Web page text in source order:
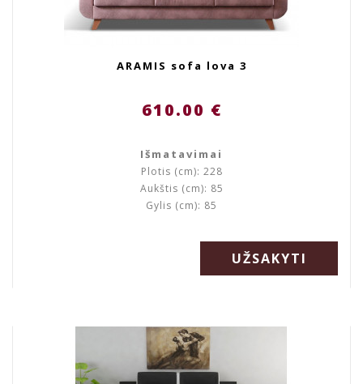
ARAMIS sofa lova 3
610.00 €
Išmatavimai
Plotis (cm): 228
Aukštis (cm): 85
Gylis (cm): 85
UŽSAKYTI